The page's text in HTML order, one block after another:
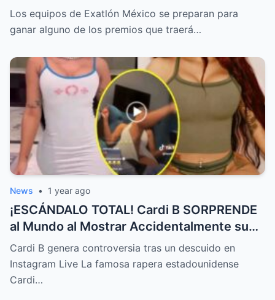
Los equipos de Exatlón México se preparan para
ganar alguno de los premios que traerá…
News • 1 year ago
¡ESCÁNDALO TOTAL! Cardi B SORPRENDE
al Mundo al Mostrar Accidentalmente su
“Partes privadas” Durante un Show en Vivo
—¡El Video COMPLETO es Increíble y Está
Rompiendo el Internet!
Cardi B genera controversia tras un descuido en
Instagram Live La famosa rapera estadounidense
Cardi…